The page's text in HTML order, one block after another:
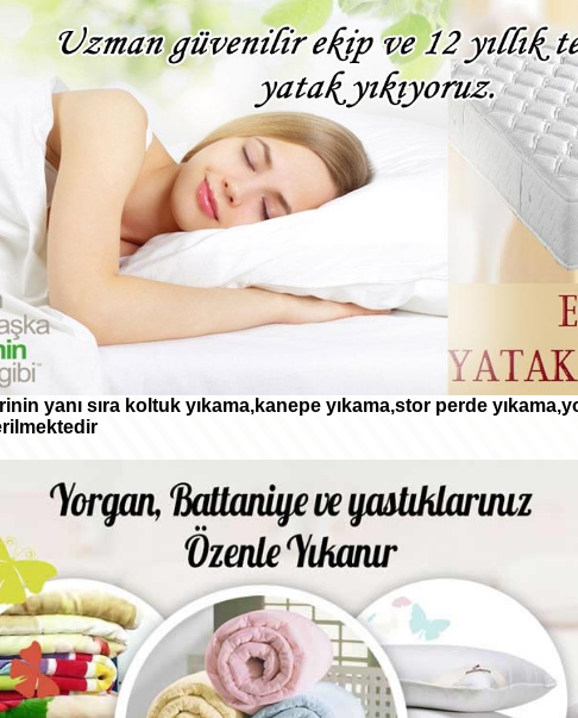
yanı sıra koltuk yıkama,kanepe yıkama,stor perde